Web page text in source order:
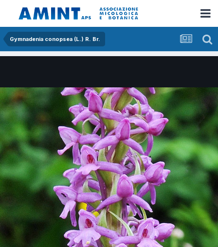
Gymnadenia conopsea (L.) R. Br.